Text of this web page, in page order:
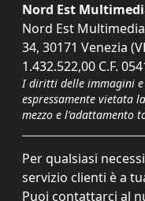
Nord Est
Nord Est
34, 30171 Venezia
1.432.522,00 C.F.
I diritti delle immagini
espressamente vietata
mezzo e l'adattamento
Per qualsiasi
servizio clienti è a
Puoi contattarci al